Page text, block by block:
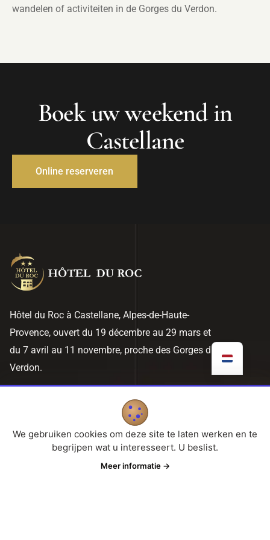
wandelen of activiteiten in de Gorges du Verdon.
Boek uw weekend in
Castellane
Online reserveren
Hôtel du Roc à Castellane, Alpes-de-Haute-
Provence, ouvert du 19 décembre au 29 mars et
du 7 avril au 11 novembre, proche des Gorges du
Verdon.
Nuttige links
Privacybeleid
Cookie-instellingen
We gebruiken cookies om deze site te laten werken en te
begrijpen wat u interesseert. U beslist.
Meer informatie→